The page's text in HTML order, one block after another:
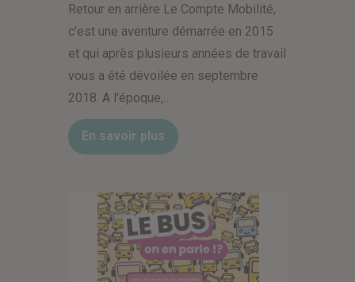
Retour en arrière Le Compte Mobilité,
c'est une aventure démarrée en 2015
et qui après plusieurs années de travail
vous a été dévoilée en septembre
2018. A l'époque,…
En savoir plus